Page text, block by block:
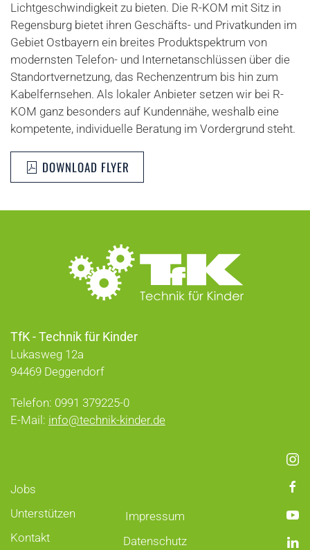
Lichtgeschwindigkeit zu bieten. Die R-KOM mit Sitz in
Regensburg bietet ihren Geschäfts- und Privatkunden im
Gebiet Ostbayern ein breites Produktspektrum von
modernsten Telefon- und Internetanschlüssen über die
Standortvernetzung, das Rechenzentrum bis hin zum
Kabelfernsehen. Als lokaler Anbieter setzen wir bei R-
KOM ganz besonders auf Kundennähe, weshalb eine
kompetente, individuelle Beratung im Vordergrund steht.
DOWNLOAD FLYER
TfK - Technik für Kinder
Lukasweg 12a
94469 Deggendorf
Telefon: 0991 379225-0
E-Mail: info@technik-kinder.de
Jobs
Unterstützen
Kontakt
Impressum
Datenschutz